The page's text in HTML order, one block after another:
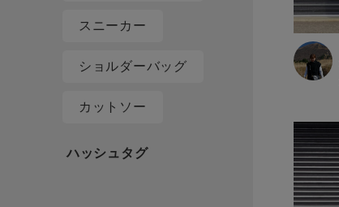
スニーカー
ショルダーバッグ
カットソー